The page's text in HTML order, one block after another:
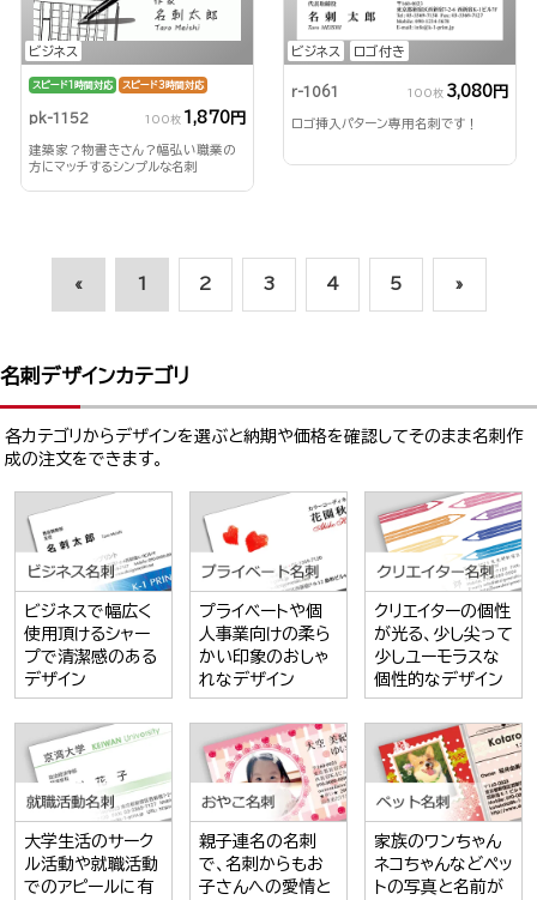
ビジネス
スピード1時間対応 スピード3時間対応
pk-1152 100枚 1,870円
建築家？物書きさん？幅弘い職業の
方にマッチするシンプルな名刺
ビジネス ロゴ付き
r-1061 100枚 3,080円
ロゴ挿入パターン専用名刺です！
« 1 2 3 4 5 »
名刺デザインカテゴリ
各カテゴリからデザインを選ぶと納期や価格を確認してそのまま名刺作
成の注文をできます。
ビジネスで幅広く
使用頂けるシャー
プで清潔感のある
デザイン
プライベートや個
人事業向けの柔ら
かい印象のおしゃ
れなデザイン
クリエイターの個性
が光る、少し尖って
少しユーモラスな
個性的なデザイン
大学生活のサーク
ル活動や就職活動
でのアピールに有
親子連名の名刺
で、名刺からもお
子さんへの愛情と
家族のワンちゃん
ネコちゃんなどペッ
トの写真と名前が